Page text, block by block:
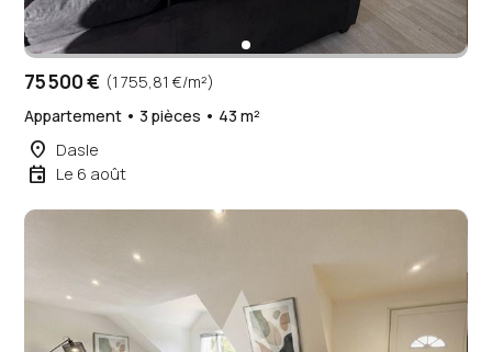
75 500 € (1 755,81 €/m²)
Appartement • 3 pièces • 43 m²
place Dasle
event Le 6 août